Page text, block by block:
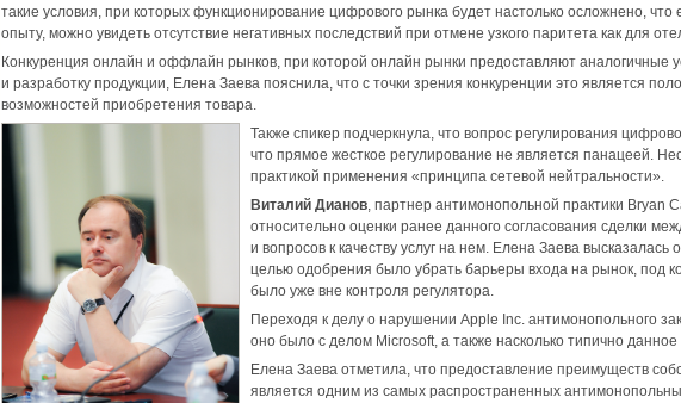
такие условия, при которых функционирование цифрового рынка будет настолько осложнено, что
опыту, можно увидеть отсутствие негативных последствий при отмене узкого паритета как для
Конкуренция онлайн и оффлайн рынков, при которой онлайн рынки предоставляют
и разработку продукции, Елена Заева пояснила, что с точки зрения конкуренции это является
возможностей приобретения товара.
Также спикер подчеркнула, что вопрос регулирования
что прямое жесткое регулирование не является панацеей.
практикой применения «принципа сетевой нейтральности».
Виталий Дианов, партнер антимонопольной практики Bryan
относительно оценки ранее данного согласования сделки
и вопросов к качеству услуг на нем. Елена Заева
целью одобрения было убрать барьеры входа на рынок, под
было уже вне контроля регулятора.
Переходя к делу о нарушении Apple Inc. антимонопольного
оно было с делом Microsoft, а также насколько типично
Елена Заева отметила, что предоставление преимуществ
является одним из самых распространенных